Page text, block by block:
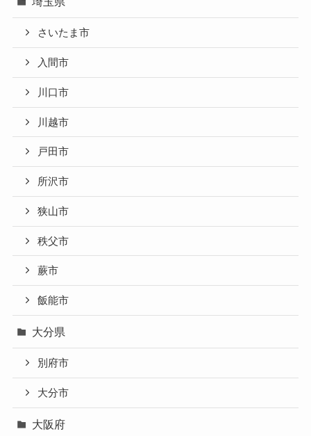
さいたま市
入間市
川口市
川越市
戸田市
所沢市
狭山市
秩父市
蕨市
飯能市
大分県
別府市
大分市
大阪府